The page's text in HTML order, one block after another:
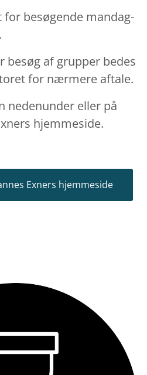
for besøgende mandag-
besøg af grupper bedes
for nærmere aftale.
nedenunder eller på
hjemmeside.
Exners hjemmeside